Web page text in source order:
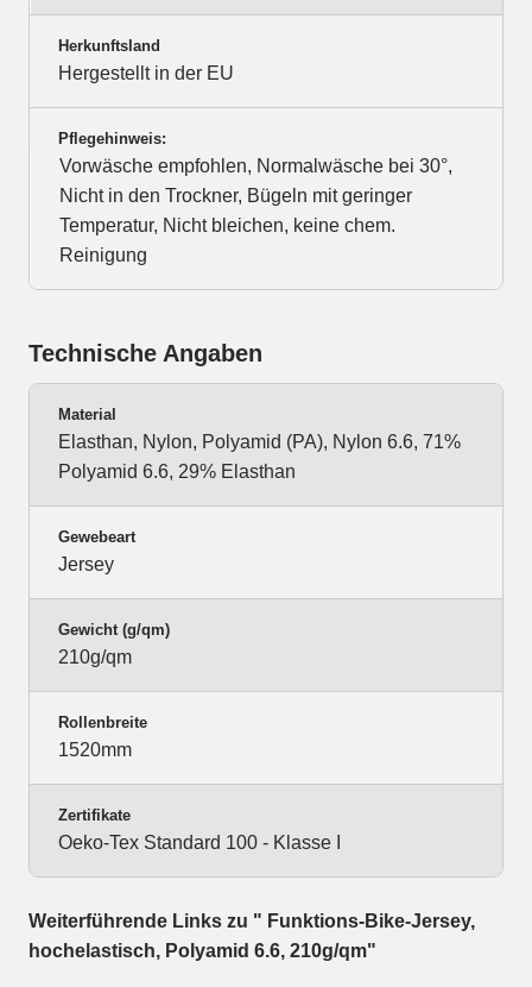
Herkunftsland
Hergestellt in der EU
Pflegehinweis:
Vorwäsche empfohlen, Normalwäsche bei 30°,
Nicht in den Trockner, Bügeln mit geringer
Temperatur, Nicht bleichen, keine chem.
Reinigung
Technische Angaben
Material
Elasthan, Nylon, Polyamid (PA), Nylon 6.6, 71%
Polyamid 6.6, 29% Elasthan
Gewebeart
Jersey
Gewicht (g/qm)
210g/qm
Rollenbreite
1520mm
Zertifikate
Oeko-Tex Standard 100 - Klasse I
Weiterführende Links zu " Funktions-Bike-Jersey,
hochelastisch, Polyamid 6.6, 210g/qm"